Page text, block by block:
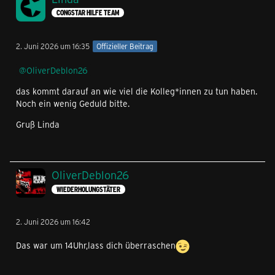
CONGSTAR HILFE TEAM
2. Juni 2026 um 16:35 Offizieller Beitrag
OliverDeblon26
das kommt darauf an wie viel die Kolleg*innen zu tun haben.
Noch ein wenig Geduld bitte.
Gruß Linda
OliverDeblon26
WIEDERHOLUNGSTÄTER
2. Juni 2026 um 16:42
Das war um 14Uhr,lass dich überraschen